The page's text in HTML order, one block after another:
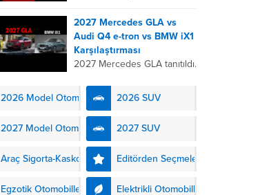
hibrit teknolojisindeki
uzmanlığını...
segmentinde fark yaratmak
isteyen 2027 DS No7,
Fransız lüks anlayışını
kendinden şarjlı hibrit
teknolojisiyle buluşturuyor.
2027 Mercedes GLA vs
Audi Q4 e-tron vs BMW iX1
Karşılaştırması
2027 Mercedes GLA tanıtıldı.
SUV segmenti, 2027 yılında
nesil modelleriyle daha da...
2026 Model Otomobiller 2026 SUV
2027 Model Otomobiller 2027 SUV
Araç Sigorta-Kasko Editörden Seçmeler
Egzotik Otomobiller Elektrikli Otomobiller